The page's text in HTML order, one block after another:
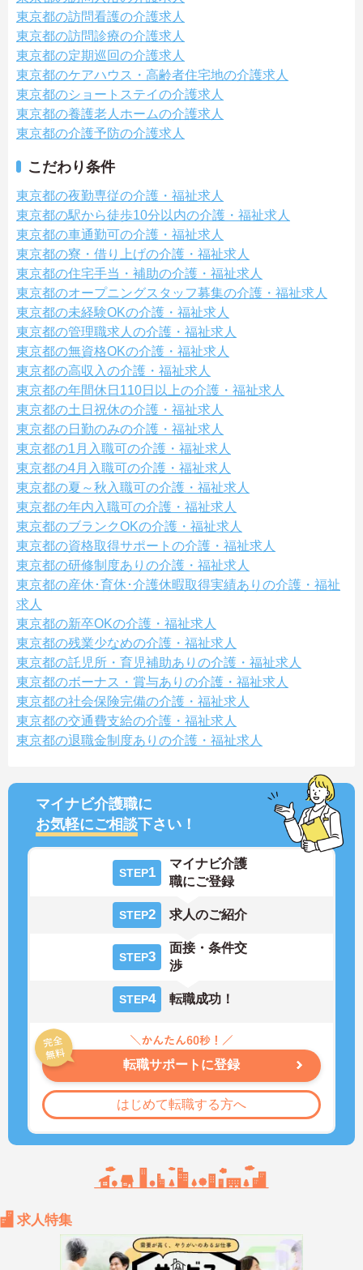
東京都の訪問看護の介護求人
東京都の訪問診療の介護求人
東京都の定期巡回の介護求人
東京都のケアハウス・高齢者住宅地の介護求人
東京都のショートステイの介護求人
東京都の養護老人ホームの介護求人
東京都の介護予防の介護求人
こだわり条件
東京都の夜勤専従の介護・福祉求人
東京都の駅から徒歩10分以内の介護・福祉求人
東京都の車通勤可の介護・福祉求人
東京都の寮・借り上げの介護・福祉求人
東京都の住宅手当・補助の介護・福祉求人
東京都のオープニングスタッフ募集の介護・福祉求人
東京都の未経験OKの介護・福祉求人
東京都の管理職求人の介護・福祉求人
東京都の無資格OKの介護・福祉求人
東京都の高収入の介護・福祉求人
東京都の年間休日110日以上の介護・福祉求人
東京都の土日祝休の介護・福祉求人
東京都の日勤のみの介護・福祉求人
東京都の1月入職可の介護・福祉求人
東京都の4月入職可の介護・福祉求人
東京都の夏～秋入職可の介護・福祉求人
東京都の年内入職可の介護・福祉求人
東京都のブランクOKの介護・福祉求人
東京都の資格取得サポートの介護・福祉求人
東京都の研修制度ありの介護・福祉求人
東京都の産休･育休･介護休暇取得実績ありの介護・福祉
求人
東京都の新卒OKの介護・福祉求人
東京都の残業少なめの介護・福祉求人
東京都の託児所・育児補助ありの介護・福祉求人
東京都のボーナス・賞与ありの介護・福祉求人
東京都の社会保険完備の介護・福祉求人
東京都の交通費支給の介護・福祉求人
東京都の退職金制度ありの介護・福祉求人
マイナビ介護職に
お気軽にご相談下さい！
STEP1
マイナビ介護
職にご登録
STEP2 求人のご紹介
STEP3
面接・条件交
渉
STEP4 転職成功！
転職サポートに登録
はじめて転職する方へ
求人特集